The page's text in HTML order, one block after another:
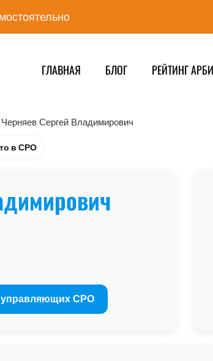
ГЛАВНАЯ БЛОГ РЕЙТИНГ
Черняев Сергей Владимирович
в СРО
СРО